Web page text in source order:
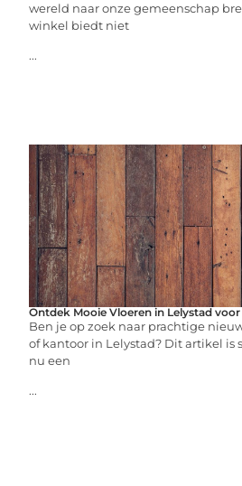
wereld naar onze gemeenschap
winkel biedt niet
...
Ontdek Mooie Vloeren in Lelystad
Ben je op zoek naar prachtige
of kantoor in Lelystad? Dit artikel is
nu een
...